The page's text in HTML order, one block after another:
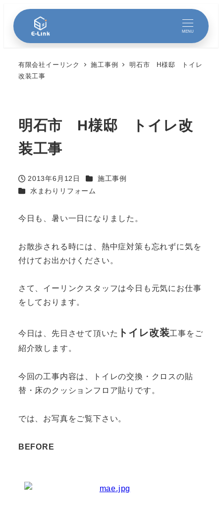
MENU
有限会社イーリンク 施工事例
明石市 H様邸 トイレ
改装工事
明石市 H様邸 トイレ改
装工事
投稿日
2013年6月12日 カテゴリー
施工事例
カテゴリー
水まわりリフォーム
今日も、暑い一日になりました。
お散歩される時には、熱中症対策も忘れずに気を
付けてお出かけください。
さて、イーリンクスタッフは今日も元気にお仕事
をしております。
今日は、先日させて頂いた トイレ改装工事をご
紹介致します。
今回の工事内容は、トイレの交換・クロスの貼
替・床のクッションフロア貼りです。
では、お写真をご覧下さい。
BEFORE